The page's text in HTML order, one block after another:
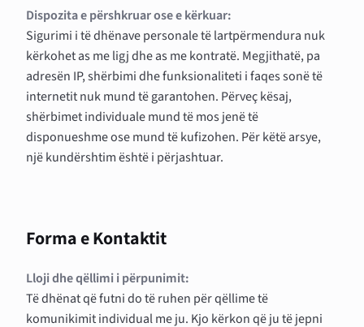
Dispozita e përshkruar ose e kërkuar:
Sigurimi i të dhënave personale të lartpërmendura nuk
kërkohet as me ligj dhe as me kontratë. Megjithatë, pa
adresën IP, shërbimi dhe funksionaliteti i faqes sonë të
internetit nuk mund të garantohen. Përveç kësaj,
shërbimet individuale mund të mos jenë të
disponueshme ose mund të kufizohen. Për këtë arsye,
një kundërshtim është i përjashtuar.
Forma e Kontaktit
Lloji dhe qëllimi i përpunimit:
Të dhënat që futni do të ruhen për qëllime të
komunikimit individual me ju. Kjo kërkon që ju të jepni